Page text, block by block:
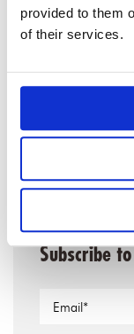
provided to them
of their services.
Subscribe